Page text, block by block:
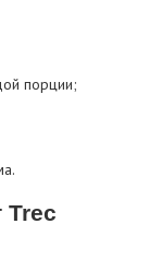
порции;
Trec